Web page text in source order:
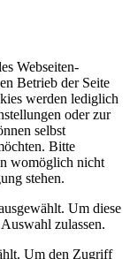
Webseiten-
Betrieb der Seite
werden lediglich
oder zur
selbst
Bitte
womöglich nicht
stehen.
Um diese
zulassen.
Um den Zugriff